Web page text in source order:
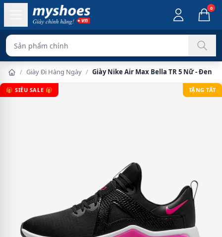
0
Sản phẩm chính hãng 100%
/ Giày Đi Hàng Ngày / Giày Nike Air Max Bella TR 5 Nữ - Đen
🎁 SIÊU SALE 🎁 TẶNG TẤT